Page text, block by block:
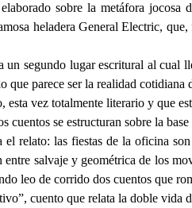
sobre la metáfora
heladera General Electric,
segundo lugar escritural al
parece ser la realidad cotidiana
vez totalmente literario y que
se estructuran sobre la
relato: las fiestas de la oficina
salvaje y geométrica de los
leo de corrido dos cuentos que
cuento que relata la doble vida